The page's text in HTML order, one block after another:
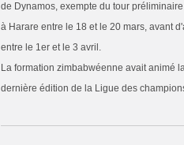
de Dynamos, exempte du tour
à Harare entre le 18 et le 20 mars, avant
entre le 1er et le 3 avril.
La formation zimbabwéenne avait animé
dernière édition de la Ligue des